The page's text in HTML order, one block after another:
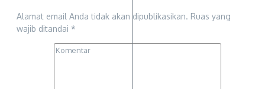
Alamat email Anda tidak akan dipublikasikan. Ruas yang
wajib ditandai *